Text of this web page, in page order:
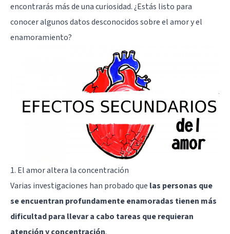
encontrarás más de una curiosidad. ¿Estás listo para
conocer algunos datos desconocidos sobre el amor y el
enamoramiento?
1. El amor altera la concentración
Varias investigaciones han probado que las personas que
se encuentran profundamente enamoradas tienen más
dificultad para llevar a cabo tareas que requieran